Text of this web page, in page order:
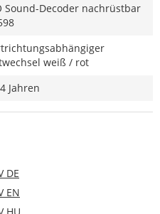
Sound-Decoder nachrüstbar
weiß / rot
Jahren
DE
EN